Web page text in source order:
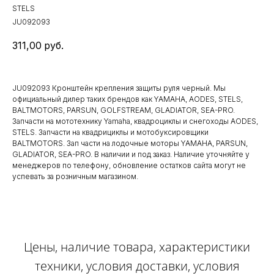
STELS
JU092093
311,00 руб.
JU092093 Кронштейн крепления защиты руля черный. Мы
официальный дилер таких брендов как YAMAHA, AODES, STELS,
BALTMOTORS, PARSUN, GOLFSTREAM, GLADIATOR, SEA-PRO.
Запчасти на мототехнику Yamaha, квадроциклы и снегоходы AODES,
STELS. Запчасти на квадрициклы и мотобуксировщики
BALTMOTORS. Зап части на лодочные моторы YAMAHA, PARSUN,
GLADIATOR, SEA-PRO. В наличии и под заказ. Наличие уточняйте у
менеджеров по телефону, обновление остатков сайта могут не
успевать за розничным магазином.
Цены, наличие товара, характеристики
техники, условия доставки, условия